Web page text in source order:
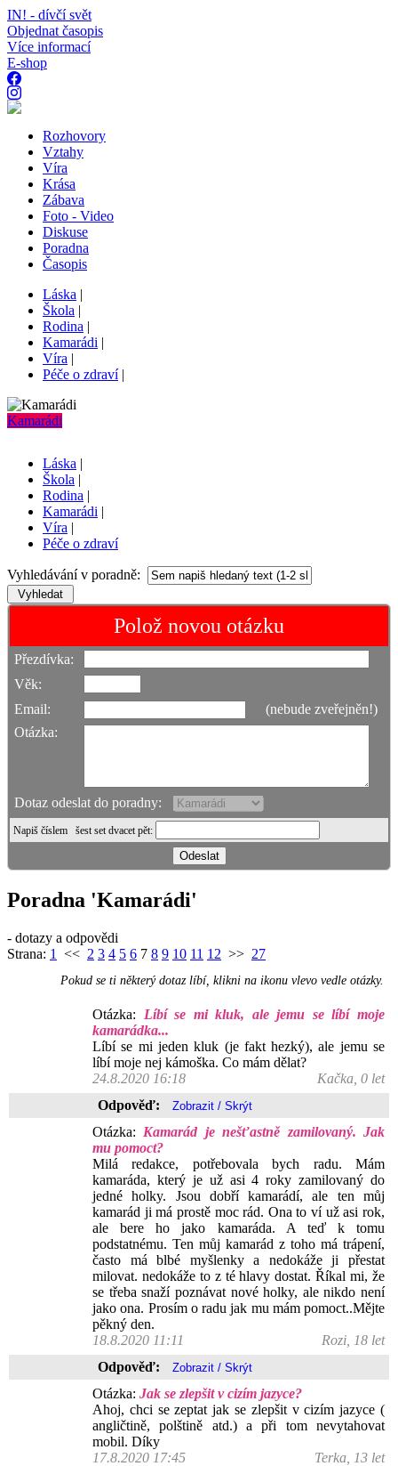
IN! - dívčí svět
Objednat časopis
Více informací
E-shop
Rozhovory
Vztahy
Víra
Krása
Zábava
Foto - Video
Diskuse
Poradna
Časopis
Láska |
Škola |
Rodina |
Kamarádi |
Víra |
Péče o zdraví|
Kamarádi
Láska |
Škola |
Rodina |
Kamarádi |
Víra |
Péče o zdraví
Vyhledávání v poradně:
Polož novou otázku
Přezdívka:
Věk:
Email:
(nebude zveřejněn!)
Otázka:
Dotaz odeslat do poradny:
Napiš číslem šest set dvacet pět:
Poradna 'Kamarádi'
- dotazy a odpovědi
Strana: 1 << 2 3 4 5 6 7 8 9 10 11 12 >> 27
Pokud se ti některý dotaz líbí, klikni na ikonu vlevo vedle otázky.
Otázka: Líbí se mi kluk, ale jemu se líbí moje
kamarádka...
Líbí se mi jeden kluk (je fakt hezký), ale jemu se
líbí moje nej kámoška. Co mám dělat?
24.8.2020 16:18
Kačka, 0 let
Odpověď:
Otázka: Kamarád je nešťastně zamilovaný. Jak
mu pomoct?
Milá redakce, potřebovala bych radu. Mám
kamaráda, který je už asi 4 roky zamilovaný do
jedné holky. Jsou dobří kamarádí, ale ten můj
kamarád ji má prostě moc rád. Ona to ví už asi rok,
ale bere ho jako kamaráda. A teď k tomu
podstatnému. Ten můj kamarád z toho má trápení,
často má blbé myšlenky a nedokáže ji přestat
milovat. nedokáže to z té hlavy dostat. Říkal mi, že
se třeba snaží poznávat nové holky, ale nikdo není
jako ona. Prosím o radu jak mu mám pomoct..Mějte
pěkný den.
18.8.2020 11:11
Rozi, 18 let
Odpověď:
Otázka: Jak se zlepšit v cizím jazyce?
Ahoj, chci se zeptat jak se zlepšit v cizím jazyce (
angličtině, polštině atd.) a při tom nevytahovat
mobil. Díky
17.8.2020 17:45
Terka, 13 let